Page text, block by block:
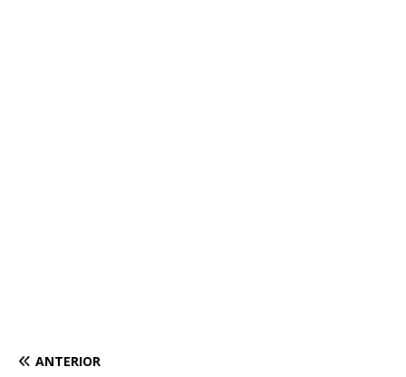
ANTERIOR